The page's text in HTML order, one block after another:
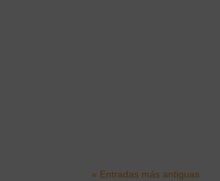
« Entradas más antiguas